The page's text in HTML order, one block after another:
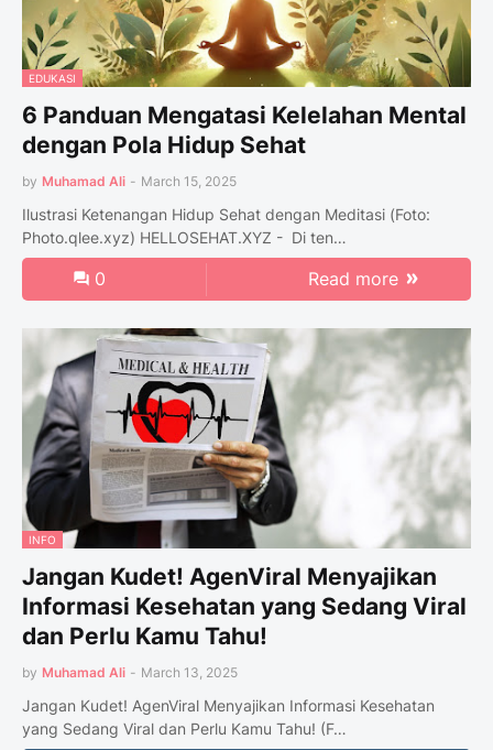
EDUKASI
6 Panduan Mengatasi Kelelahan Mental
dengan Pola Hidup Sehat
by Muhamad Ali - March 15, 2025
Ilustrasi Ketenangan Hidup Sehat dengan Meditasi (Foto:
Photo.qlee.xyz) HELLOSEHAT.XYZ - Di ten…
0 Read more
INFO
Jangan Kudet! AgenViral Menyajikan
Informasi Kesehatan yang Sedang Viral
dan Perlu Kamu Tahu!
by Muhamad Ali - March 13, 2025
Jangan Kudet! AgenViral Menyajikan Informasi Kesehatan
yang Sedang Viral dan Perlu Kamu Tahu! (F…